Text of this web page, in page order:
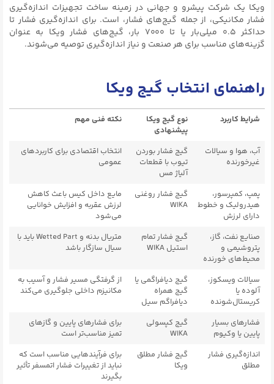
ویکا یک شرکت پیشرو و جهانی در زمینه ساخت تجهیزات اندازه‌گیری
فشار مکانیکی، از جمله گیج‌های فشار، است. برای اندازه‌گیری فشار تا
حداکثر ۰.۵ میلی‌بار یا تا ۷۰۰۰ بار، گیج‌های فشار ویکا به عنوان
گزینه‌های مناسب برای هر صنعت و نیاز اندازه‌گیری توصیه می‌شوند.
راهنمای انتخاب گیج ویکا
شرایط کاربرد
نوع گیج ویکا
پیشنهادی
نکته فنی مهم
آب، هوا و سیالات
غیرخورنده
گیج فشار بوردن
تیوب با قطعات
آلیاژ مس
انتخاب اقتصادی برای کاربردهای
عمومی
پمپ، کمپرسور،
هیدرولیک و خطوط
دارای لرزش
گیج فشار روغنی
WIKA
مایع داخل کیس باعث کاهش
لرزش عقربه و افزایش خوانایی
می‌شود
صنایع نفت، گاز،
پتروشیمی و
محیط‌های خورنده
گیج فشار تمام
استیل WIKA
متریال بدنه و Wetted Part باید با
سیال سازگار باشد
سیالات ویسکوز،
آلوده یا
کریستال‌شونده
گیج دیافراگمی یا
گیج همراه
دیافراگم سیل
از گرفتگی مسیر فشار و آسیب به
مکانیزم داخلی جلوگیری می‌کند
فشارهای بسیار
پایین یا وکیوم
گیج کپسولی
WIKA
برای فشارهای پایین و گازهای
تمیز مناسب‌تر است
اندازه‌گیری فشار
مطلق
گیج فشار مطلق
ویکا
برای فرآیندهایی مناسب است که
نباید از تغییرات فشار اتمسفر تأثیر
بگیرند